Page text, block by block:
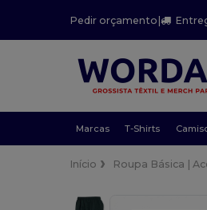
Pedir orçamento|
Marcas T-Shirts
Início Roupa Básica |